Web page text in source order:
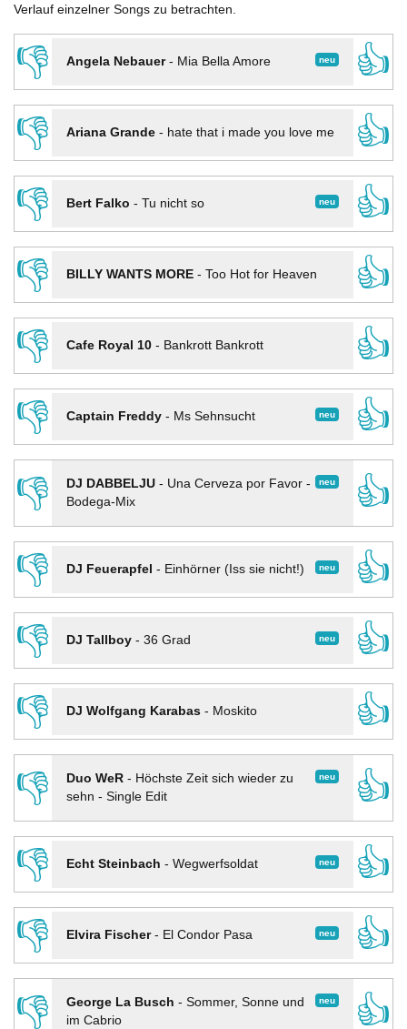
Verlauf einzelner Songs zu betrachten.
👎 neu
Angela Nebauer- Mia Bella Amore
👍
👎
Ariana Grande- hate that i made you love me
👍
👎
neu
Bert Falko - Tu nicht so
👍
👎
BILLY WANTS MORE- Too Hot for Heaven
👍
👎
Cafe Royal 10- Bankrott Bankrott
👍
👎
neu
Captain Freddy- Ms Sehnsucht
👍
👎
neu
DJ DABBELJU- Una Cerveza por Favor -
Bodega-Mix
👍
👎
neu
DJ Feuerapfel - Einhörner (Iss sie nicht!)
👍
👎
neu
DJ Tallboy- 36 Grad
👍
👎
DJ Wolfgang Karabas- Moskito
👍
👎
neu
Duo WeR- Höchste Zeit sich wieder zu
sehn - Single Edit
👍
👎
neu
Echt Steinbach - Wegwerfsoldat
👍
👎
neu
Elvira Fischer- El Condor Pasa
👍
👎
neu
George La Busch - Sommer, Sonne und
im Cabrio
👍